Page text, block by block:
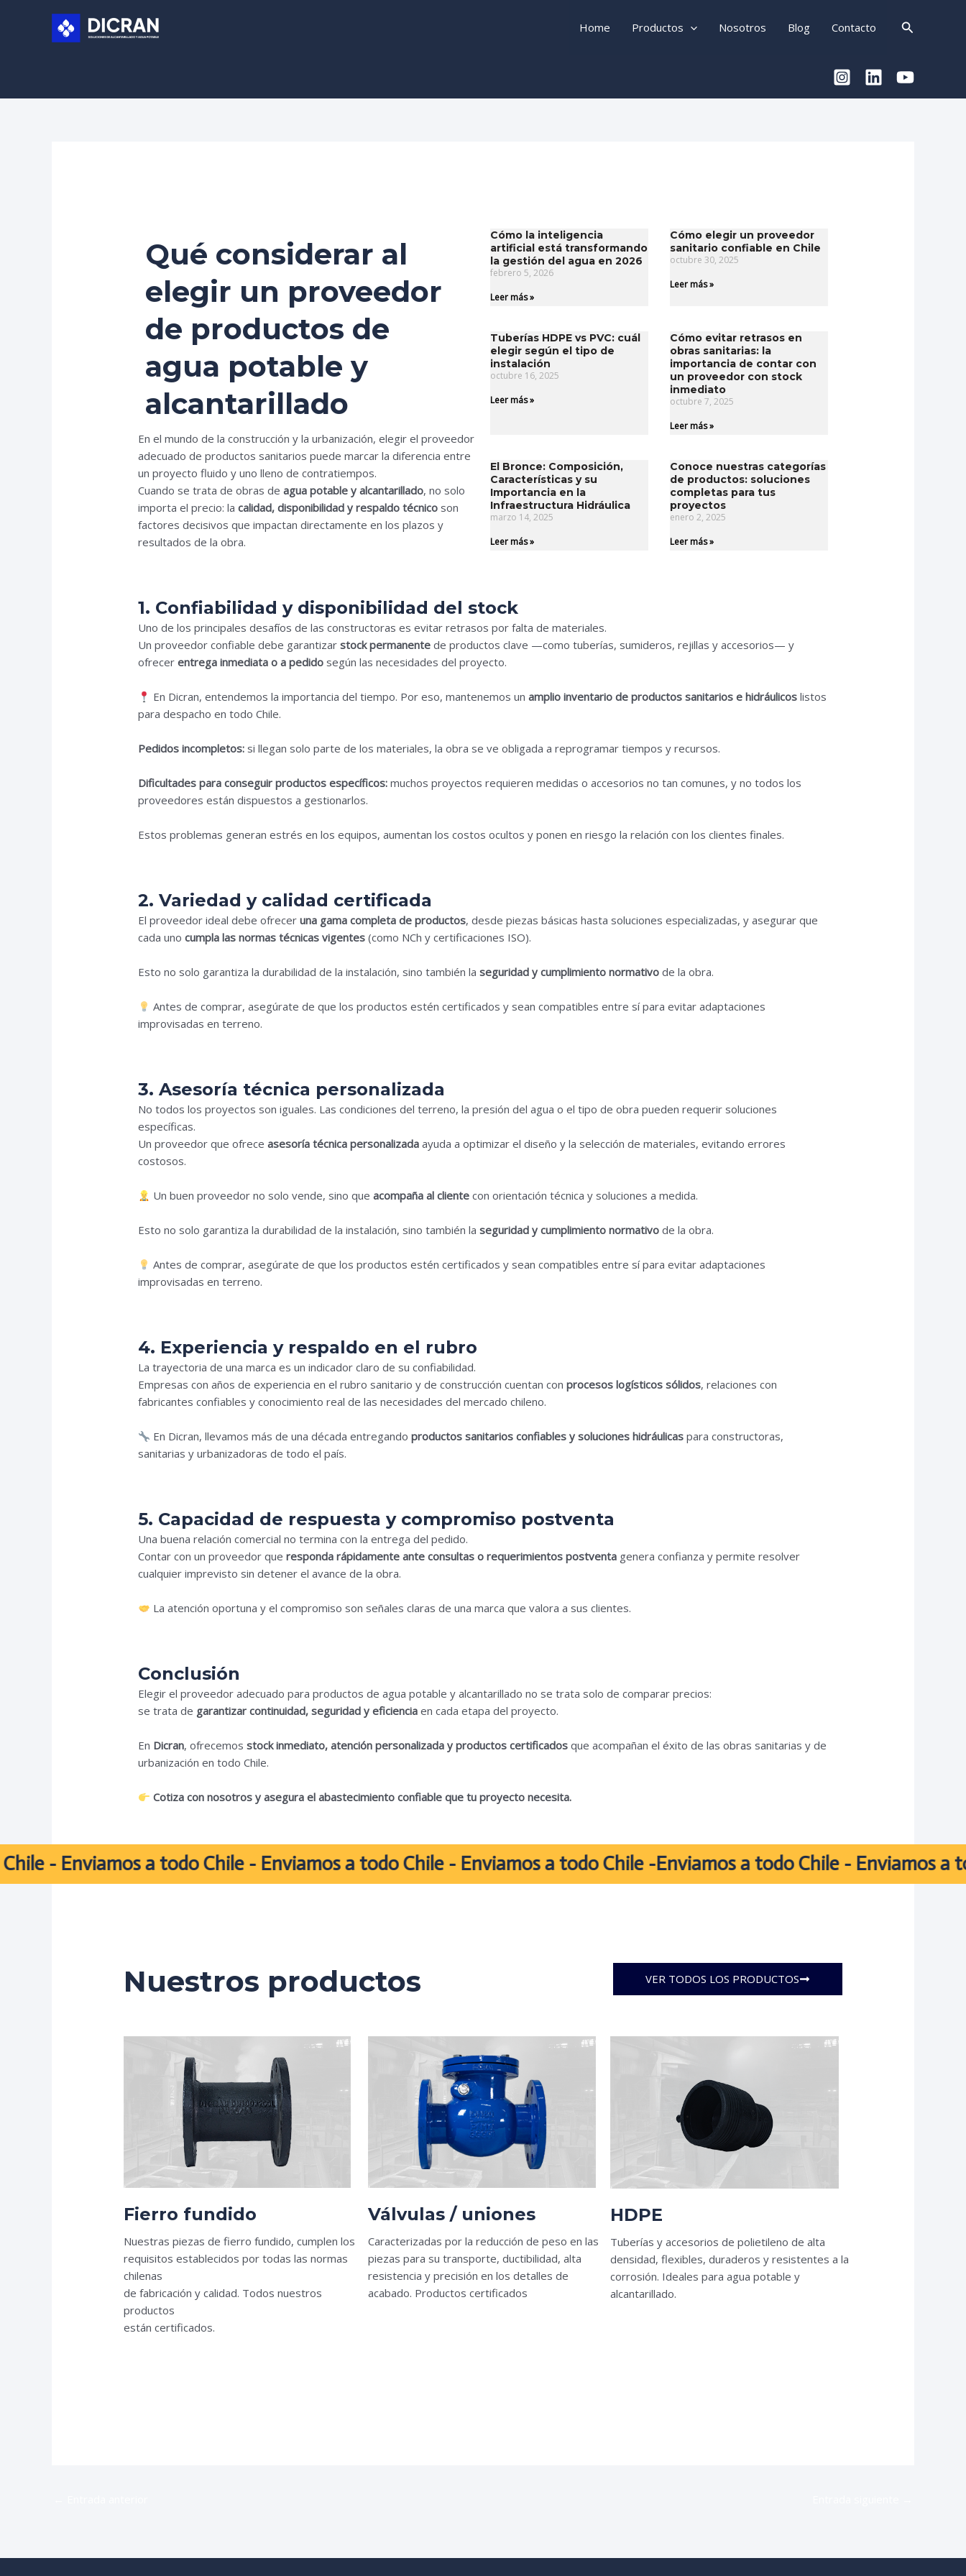
Home Productos Nosotros Blog Contacto Buscar
Qué considerar al
elegir un proveedor
de productos de
agua potable y
alcantarillado
En el mundo de la construcción y la urbanización, elegir el proveedor
adecuado de productos sanitarios puede marcar la diferencia entre
un proyecto fluido y uno lleno de contratiempos.
Cuando se trata de obras deagua potable y alcantarillado, no solo
importa el precio: lacalidad, disponibilidad y respaldo técnico son
factores decisivos que impactan directamente en los plazos y
resultados de la obra.
Cómo la inteligencia
artificial está transformando
la gestión del agua en 2026
febrero 5, 2026
Leer más »
Cómo elegir un proveedor
sanitario confiable en Chile
octubre 30, 2025
Leer más »
Tuberías HDPE vs PVC: cuál
elegir según el tipo de
instalación
octubre 16, 2025
Leer más »
Cómo evitar retrasos en
obras sanitarias: la
importancia de contar con
un proveedor con stock
inmediato
octubre 7, 2025
Leer más »
El Bronce: Composición,
Características y su
Importancia en la
Infraestructura Hidráulica
marzo 14, 2025
Leer más »
Conoce nuestras categorías
de productos: soluciones
completas para tus
proyectos​
enero 2, 2025
Leer más »
1. Confiabilidad y disponibilidad del stock
Uno de los principales desafíos de las constructoras es evitar retrasos por falta de materiales.
Un proveedor confiable debe garantizarstock permanente de productos clave —como tuberías, sumideros, rejillas y accesorios— y
ofrecerentrega inmediata o a pedido según las necesidades del proyecto.
En Dicran, entendemos la importancia del tiempo. Por eso, mantenemos unamplio inventario de productos sanitarios e hidráulicos listos
para despacho en todo Chile.
Pedidos incompletos: si llegan solo parte de los materiales, la obra se ve obligada a reprogramar tiempos y recursos.
Dificultades para conseguir productos específicos: muchos proyectos requieren medidas o accesorios no tan comunes, y no todos los
proveedores están dispuestos a gestionarlos.
Estos problemas generan estrés en los equipos, aumentan los costos ocultos y ponen en riesgo la relación con los clientes finales.
2. Variedad y calidad certificada
El proveedor ideal debe ofreceruna gama completa de productos, desde piezas básicas hasta soluciones especializadas, y asegurar que
cada unocumpla las normas técnicas vigentes (como NCh y certificaciones ISO).
Esto no solo garantiza la durabilidad de la instalación, sino también laseguridad y cumplimiento normativo de la obra.
Antes de comprar, asegúrate de que los productos estén certificados y sean compatibles entre sí para evitar adaptaciones
improvisadas en terreno.
3. Asesoría técnica personalizada
No todos los proyectos son iguales. Las condiciones del terreno, la presión del agua o el tipo de obra pueden requerir soluciones
específicas.
Un proveedor que ofreceasesoría técnica personalizada ayuda a optimizar el diseño y la selección de materiales, evitando errores
costosos.
Un buen proveedor no solo vende, sino queacompaña al cliente con orientación técnica y soluciones a medida.
Esto no solo garantiza la durabilidad de la instalación, sino también laseguridad y cumplimiento normativo de la obra.
Antes de comprar, asegúrate de que los productos estén certificados y sean compatibles entre sí para evitar adaptaciones
improvisadas en terreno.
4. Experiencia y respaldo en el rubro
La trayectoria de una marca es un indicador claro de su confiabilidad.
Empresas con años de experiencia en el rubro sanitario y de construcción cuentan conprocesos logísticos sólidos, relaciones con
fabricantes confiables y conocimiento real de las necesidades del mercado chileno.
En Dicran, llevamos más de una década entregandoproductos sanitarios confiables y soluciones hidráulicas para constructoras,
sanitarias y urbanizadoras de todo el país.
5. Capacidad de respuesta y compromiso postventa
Una buena relación comercial no termina con la entrega del pedido.
Contar con un proveedor queresponda rápidamente ante consultas o requerimientos postventa genera confianza y permite resolver
cualquier imprevisto sin detener el avance de la obra.
La atención oportuna y el compromiso son señales claras de una marca que valora a sus clientes.
Conclusión
Elegir el proveedor adecuado para productos de agua potable y alcantarillado no se trata solo de comparar precios:
se trata de garantizar continuidad, seguridad y eficiencia en cada etapa del proyecto.
En Dicran, ofrecemosstock inmediato, atención personalizada y productos certificados que acompañan el éxito de las obras sanitarias y de
urbanización en todo Chile.
Cotiza con nosotros y asegura el abastecimiento confiable que tu proyecto necesita.
a todo Chile - Enviamos a todo Chile - Enviamos a todo Chile -Enviamos a todo Chile - Enviamos a todo
Nuestros productos VER TODOS LOS PRODUCTOS
Fierro fundido
Nuestras piezas de fierro fundido, cumplen los
requisitos establecidos por todas las normas
chilenas
de fabricación y calidad. Todos nuestros
productos
están certificados.
Válvulas / uniones
Caracterizadas por la reducción de peso en las
piezas para su transporte, ductibilidad, alta
resistencia y precisión en los detalles de
acabado. Productos certificados
HDPE
Tuberías y accesorios de polietileno de alta
densidad, flexibles, duraderos y resistentes a la
corrosión. Ideales para agua potable y
alcantarillado.